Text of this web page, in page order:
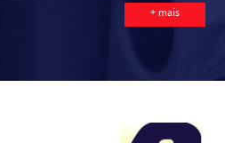
+ mais